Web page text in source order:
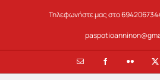
Τηλεφωνήστε μας στο
Email FacebookFlickr